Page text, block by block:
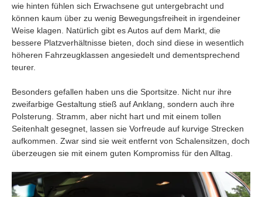
wie hinten fühlen sich Erwachsene gut untergebracht und
können kaum über zu wenig Bewegungsfreiheit in irgendeiner
Weise klagen. Natürlich gibt es Autos auf dem Markt, die
bessere Platzverhältnisse bieten, doch sind diese in wesentlich
höheren Fahrzeugklassen angesiedelt und dementsprechend
teurer.
Besonders gefallen haben uns die Sportsitze. Nicht nur ihre
zweifarbige Gestaltung stieß auf Anklang, sondern auch ihre
Polsterung. Stramm, aber nicht hart und mit einem tollen
Seitenhalt gesegnet, lassen sie Vorfreude auf kurvige Strecken
aufkommen. Zwar sind sie weit entfernt von Schalensitzen, doch
überzeugen sie mit einem guten Kompromiss für den Alltag.